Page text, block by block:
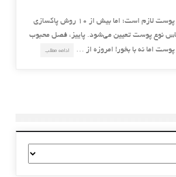
سازی برای همه نوع پوست لازم است؛ اما بیش از 10 روش پاکسازی
نوع پوست تعیین می‌شود. پاییز، فصل محبوب
اما نه با بخور! امروزه از …
ادامه مطلب